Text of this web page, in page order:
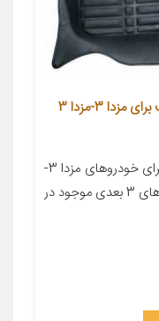
کفپوش پنج بعدی خودرو کد03 مناسب برای مزدا 3-مزدا 3
معرفی محصول کفپوش فوق مناسب برای خودروهای مزدا 3-
مزدا 3 NEW است. بر خلاف کفپوش های 3 بعدی موجود در